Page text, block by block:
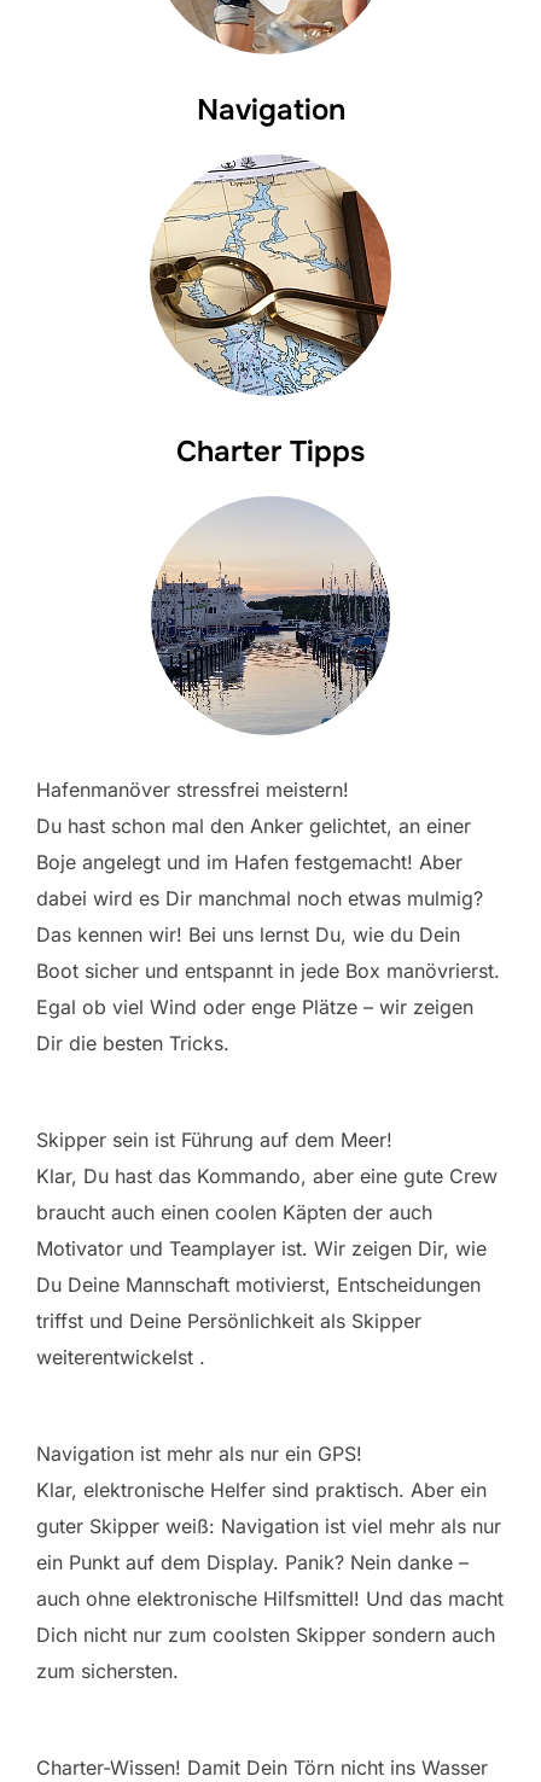
Navigation
Charter Tipps
Hafenmanöver stressfrei meistern!
Du hast schon mal den Anker gelichtet, an einer
Boje angelegt und im Hafen festgemacht! Aber
dabei wird es Dir manchmal noch etwas mulmig?
Das kennen wir! Bei uns lernst Du, wie du Dein
Boot sicher und entspannt in jede Box manövrierst.
Egal ob viel Wind oder enge Plätze – wir zeigen
Dir die besten Tricks.
Skipper sein ist Führung auf dem Meer!
Klar, Du hast das Kommando, aber eine gute Crew
braucht auch einen coolen Käpten der auch
Motivator und Teamplayer ist. Wir zeigen Dir, wie
Du Deine Mannschaft motivierst, Entscheidungen
triffst und Deine Persönlichkeit als Skipper
weiterentwickelst .
Navigation ist mehr als nur ein GPS!
Klar, elektronische Helfer sind praktisch. Aber ein
guter Skipper weiß: Navigation ist viel mehr als nur
ein Punkt auf dem Display. Panik? Nein danke –
auch ohne elektronische Hilfsmittel! Und das macht
Dich nicht nur zum coolsten Skipper sondern auch
zum sichersten.
Charter-Wissen! Damit Dein Törn nicht ins Wasser